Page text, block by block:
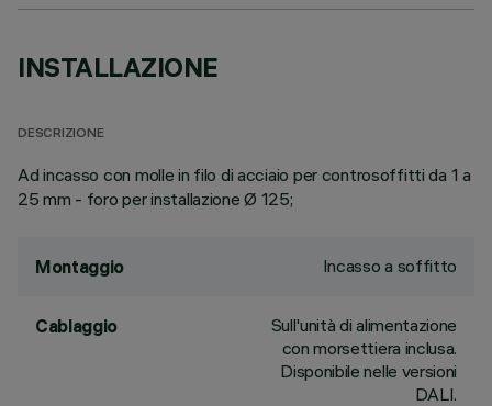
INSTALLAZIONE
DESCRIZIONE
Ad incasso con molle in filo di acciaio per controsoffitti da 1 a
25 mm - foro per installazione Ø 125;
Montaggio Incasso a soffitto
Cablaggio
Sull'unità di alimentazione
con morsettiera inclusa.
Disponibile nelle versioni
DALI.